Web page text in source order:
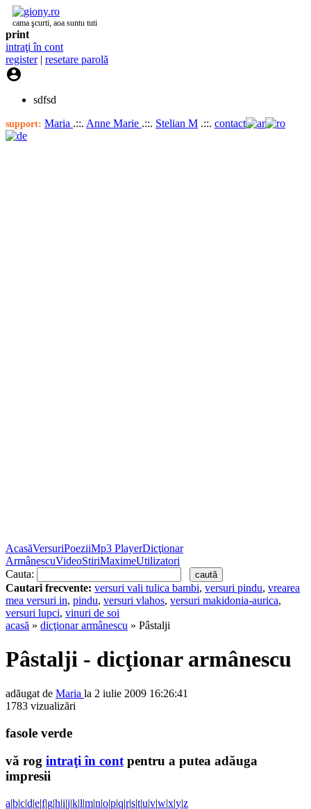
cama şcurti, aoa suntu tuti
print
intraţi în cont
register| resetare parolă

sdfsd
support: Maria .::. Anne Marie .::. Stelian M .::. contact
AcasăVersuriPoeziiMp3 PlayerDicţionar
ArmânescuVideoStiriMaximeUtilizatori
Cauta:
Cautari frecvente: versuri vali tulica bambi, versuri pindu, vrearea
mea versuri in, pindu, versuri vlahos, versuri makidonia-aurica,
versuri lupci, vinuri de soi
acasă » dicţionar armânescu » Pâstalji
Pâstalji - dicţionar armânescu
adăugat de Maria la 2 iulie 2009 16:26:41
1783 vizualizări
fasole verde
vă rog intraţi în contpentru a putea adăuga
impresii
a|b|c|d|e|f|g|h|i|j|k|l|m|n|o|p|q|r|s|t|u|v|w|x|y|z